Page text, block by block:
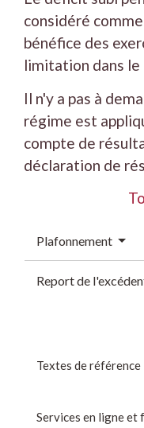
considéré
bénéfice des
limitation dans le
Il n'y a pas à
régime est
compte de
déclaration de
Plafonnement
Report de
Textes de référence
Services en ligne et